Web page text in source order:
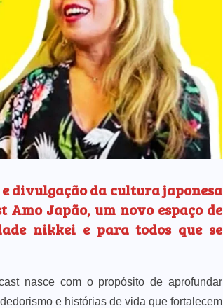
divulgação da cultura japonesa
Amo Japão, um novo espaço de
nikkei e para todos que se
nasce com o propósito de aprofundar
e histórias de vida que fortalecem